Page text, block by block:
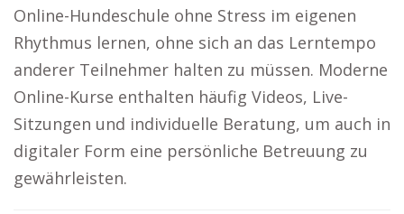
Online-Hundeschule ohne Stress im eigenen
Rhythmus lernen, ohne sich an das Lerntempo
anderer Teilnehmer halten zu müssen. Moderne
Online-Kurse enthalten häufig Videos, Live-
Sitzungen und individuelle Beratung, um auch in
digitaler Form eine persönliche Betreuung zu
gewährleisten.